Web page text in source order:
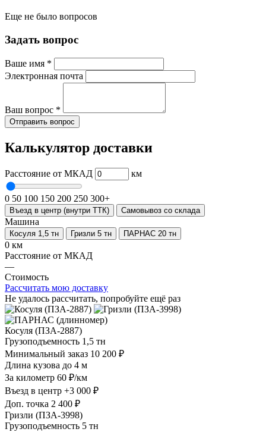
Еще не было вопросов
Задать вопрос
Ваше имя *
Электронная почта
Ваш вопрос *
Отправить вопрос
Калькулятор доставки
Расстояние от МКАД км
0 50 100 150 200 250 300+
Въезд в центр (внутри ТТК) Самовывоз со склада
Машина
Косуля 1,5 тн Гризли 5 тн ПАРНАС 20 тн
0 км
Расстояние от МКАД
—
Стоимость
Рассчитать мою доставку
Не удалось рассчитать, попробуйте ещё раз
Косуля (ПЗА-2887)
Грузоподъемность 1,5 тн
Минимальный заказ 10 200 ₽
Длина кузова до 4 м
За километр 60 ₽/км
Въезд в центр +3 000 ₽
Доп. точка 2 400 ₽
Гризли (ПЗА-3998)
Грузоподъемность 5 тн